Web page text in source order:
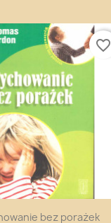
Szybki podgląd
bez porażek
favorite_border